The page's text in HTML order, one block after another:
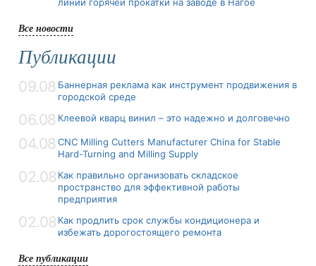
Все новости
Публикации
09.08 Баннерная реклама как инструмент продвижения в
городской среде
06.08 Клеевой кварц винил – это надежно и долговечно
04.08 CNC Milling Cutters Manufacturer China for Stable
Hard-Turning and Milling Supply
02.08 Как правильно организовать складское
пространство для эффективной работы
предприятия
02.08 Как продлить срок службы кондиционера и
избежать дорогостоящего ремонта
Все публикации